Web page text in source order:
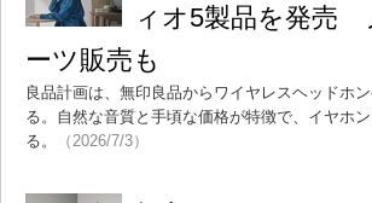
ィオ5製品を発売
ーツ販売も
良品計画は、無印良品からワイヤレスヘッドホ
る。自然な音質と手頃な価格が特徴で、イヤホ
る。
（2026/7/3）